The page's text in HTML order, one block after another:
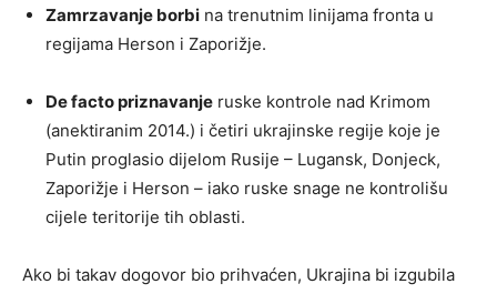
Zamrzavanje borbi na trenutnim linijama fronta u
regijama Herson i Zaporižje.
De facto priznavanje ruske kontrole nad Krimom
(anektiranim 2014.) i četiri ukrajinske regije koje je
Putin proglasio dijelom Rusije – Lugansk, Donjeck,
Zaporižje i Herson – iako ruske snage ne kontrolišu
cijele teritorije tih oblasti.
Ako bi takav dogovor bio prihvaćen, Ukrajina bi izgubila